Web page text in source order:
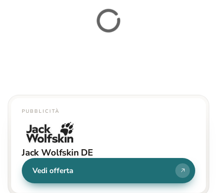
PUBBLICITÀ
Jack Wolfskin DE
Vedi offerta